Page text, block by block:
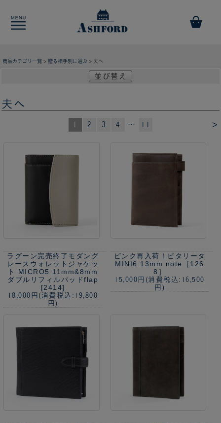
商品カテゴリ一覧 > 贈る相手別に選ぶ > 夫へ
並び替え
夫へ
>
1 2 3 4 … 11
ラグーン完売終了 モダング
レースウォレットジャケッ
ト MICRO5 11mm&8mm
ダブルリフィルパッドflap
[2414]
18,000円 (消費税込:19,800
円)
ピンク再入荷！ ビタリータ
MINI6 13mm note［126
8］
15,000円 (消費税込:16,500
円)